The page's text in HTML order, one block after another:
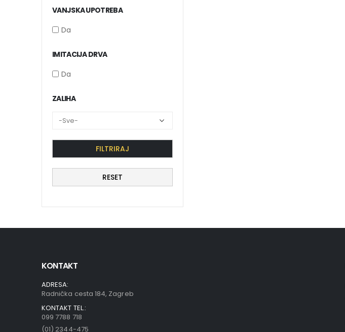
VANJSKA UPOTREBA
Da
IMITACIJA DRVA
Da
ZALIHA
FILTRIRAJ
RESET
KONTAKT
ADRESA:
Radnička cesta 184, Zagreb
KONTAKT TEL.:
099 7788 718
(01) 2344-475